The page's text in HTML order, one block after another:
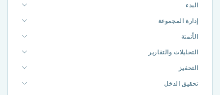
البدء
إدارة المجموعة
الأتمتة
التحليلات والتقارير
التحفيز
تحقيق الدخل